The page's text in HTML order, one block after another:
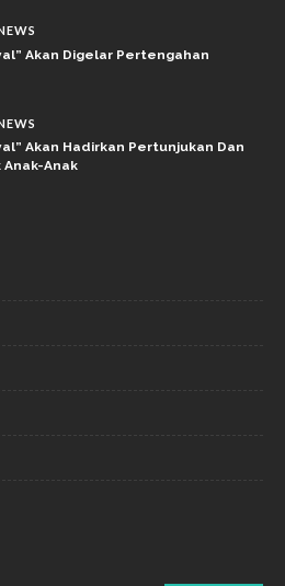
Akan Digelar Pertengahan
Akan Hadirkan Pertunjukan Dan
Anak